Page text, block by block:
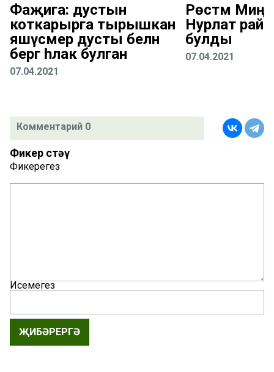
Фаҗига: дустын
коткарырга тырышкан
яшүсмер дусты белән
бергә һәлак булган
07.04.2021
Рөстәм
Нурлат
булды
07.04.2021
Комментарий 0
Фикер өстәү
Фикерегез
Исемегез
ҖИБӘРЕРГӘ